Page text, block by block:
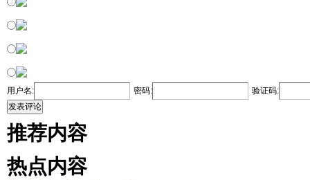
用户名: 密码:
验证码:
发表评论
推荐内容
热点内容